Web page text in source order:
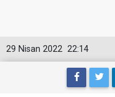
22:14
29 Nisan 2022